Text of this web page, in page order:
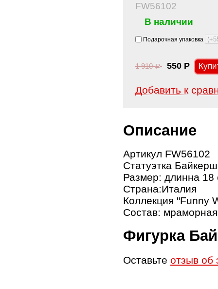
FW56102
В наличии
Подарочная упаковка
1 910Р 550 Р
Добавить к
Описание
Артикул FW56102
Статуэтка
Размер: длинна 18
Страна:Италия
Коллекция "Funny
Состав:
Фигурка
Оставьте отзыв об